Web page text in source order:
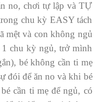
no, chơi tự lập và TỰ
chu kỳ EASY tách
mệt và con không ngủ
1 chu kỳ ngủ, trở mình
bé không cần ti mẹ
đói để ăn no và khi bé
cần ti mẹ để ngủ, có